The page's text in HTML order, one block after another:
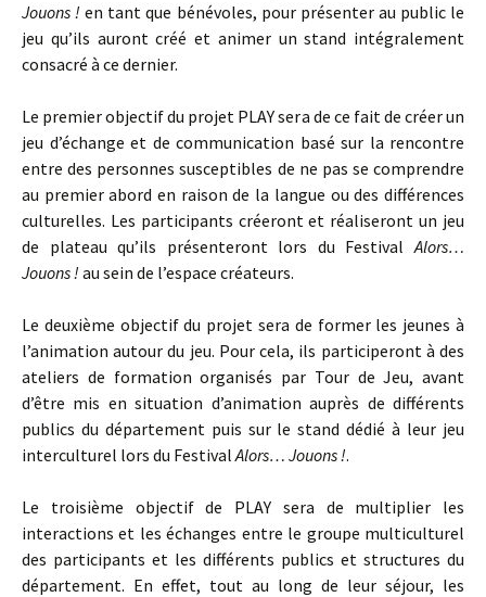
Jouons ! en tant que bénévoles, pour présenter au public le
jeu qu’ils auront créé et animer un stand intégralement
consacré à ce dernier.
Le premier objectif du projet PLAY sera de ce fait de créer un
jeu d’échange et de communication basé sur la rencontre
entre des personnes susceptibles de ne pas se comprendre
au premier abord en raison de la langue ou des différences
culturelles. Les participants créeront et réaliseront un jeu
de plateau qu’ils présenteront lors du FestivalAlors…
Jouons ! au sein de l’espace créateurs.
Le deuxième objectif du projet sera de former les jeunes à
l’animation autour du jeu. Pour cela, ils participeront à des
ateliers de formation organisés par Tour de Jeu, avant
d’être mis en situation d’animation auprès de différents
publics du département puis sur le stand dédié à leur jeu
interculturel lors du FestivalAlors… Jouons !.
Le troisième objectif de PLAY sera de multiplier les
interactions et les échanges entre le groupe multiculturel
des participants et les différents publics et structures du
département. En effet, tout au long de leur séjour, les